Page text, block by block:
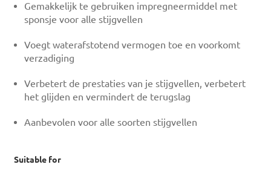
Gemakkelijk te gebruiken impregneermiddel met
sponsje voor alle stijgvellen
Voegt waterafstotend vermogen toe en voorkomt
verzadiging
Verbetert de prestaties van je stijgvellen, verbetert
het glijden en vermindert de terugslag
Aanbevolen voor alle soorten stijgvellen
Suitable for